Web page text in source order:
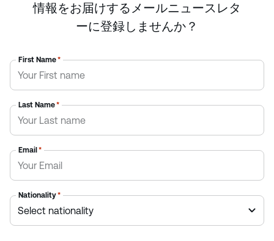
情報をお届けするメールニュースレタ
ーに登録しませんか？
First Name*
Last Name*
Email *
Nationality*